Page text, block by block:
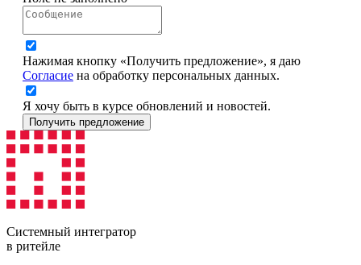
Нажимая кнопку «Получить предложение», я даю
Согласие на обработку персональных данных.
Я хочу быть в курсе обновлений и новостей.
Получить предложение
Системный интегратор
в ритейле